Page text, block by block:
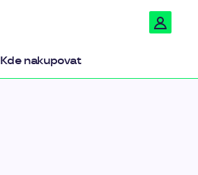
Kde nakupovat